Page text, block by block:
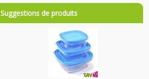
Suggestions de produits